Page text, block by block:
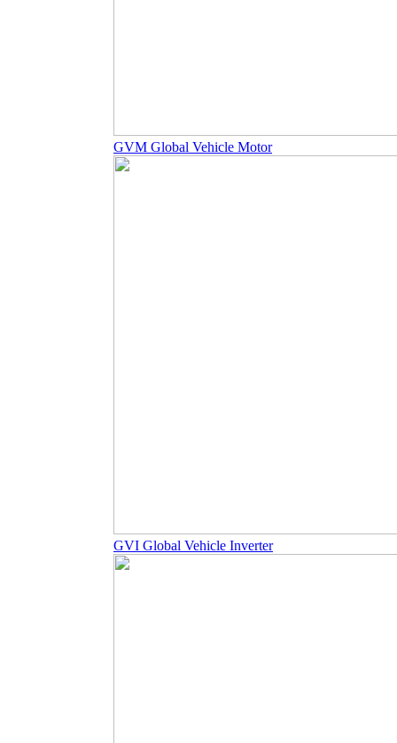
GVM Global Vehicle Motor
GVI Global Vehicle Inverter